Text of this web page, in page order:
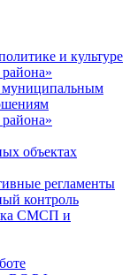
и культуре
объектах
регламенты
контроль
СМСП и